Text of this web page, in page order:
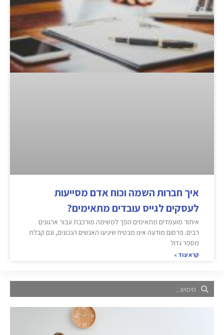
איך חברות השמה וכוח אדם מסייעות
לעסקים לגייס עובדים מתאימים?
איתור מועמדים מתאימים הפך למשימה מורכבת עבור ארגונים
רבים. פרסום מודעה אינו מבטיח שיגיעו האנשים הנכונים, וגם קבלת
מספר גדול
קרא עוד »